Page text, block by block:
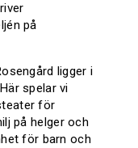
på
ligger i
spelar vi
för
på helger och
för barn och